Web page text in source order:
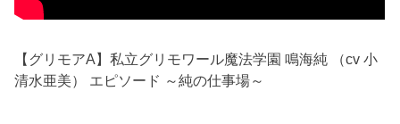
【グリモアA】私立グリモワール魔法学園 鳴海純 （cv 小
清水亜美） エピソード ～純の仕事場～